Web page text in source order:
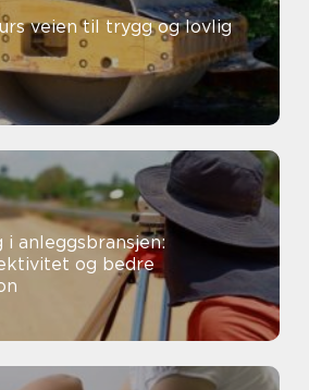
lovlig
i anleggsbransjen:
og bedre